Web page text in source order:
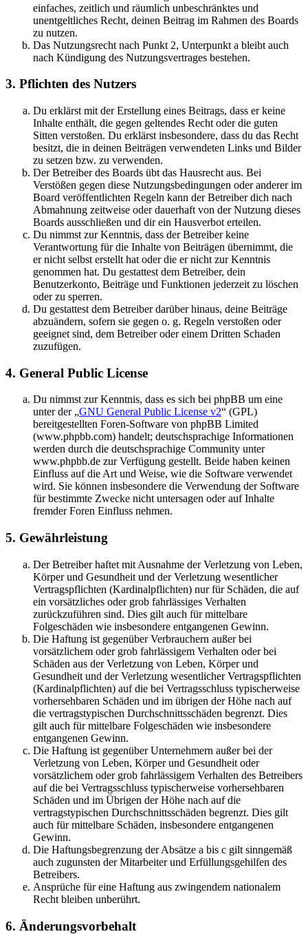
einfaches, zeitlich und räumlich unbeschränktes und
unentgeltliches Recht, deinen Beitrag im Rahmen des Boards
zu nutzen.
Das Nutzungsrecht nach Punkt 2, Unterpunkt a bleibt auch
nach Kündigung des Nutzungsvertrages bestehen.
3. Pflichten des Nutzers
Du erklärst mit der Erstellung eines Beitrags, dass er keine
Inhalte enthält, die gegen geltendes Recht oder die guten
Sitten verstoßen. Du erklärst insbesondere, dass du das Recht
besitzt, die in deinen Beiträgen verwendeten Links und Bilder
zu setzen bzw. zu verwenden.
Der Betreiber des Boards übt das Hausrecht aus. Bei
Verstößen gegen diese Nutzungsbedingungen oder anderer im
Board veröffentlichten Regeln kann der Betreiber dich nach
Abmahnung zeitweise oder dauerhaft von der Nutzung dieses
Boards ausschließen und dir ein Hausverbot erteilen.
Du nimmst zur Kenntnis, dass der Betreiber keine
Verantwortung für die Inhalte von Beiträgen übernimmt, die
er nicht selbst erstellt hat oder die er nicht zur Kenntnis
genommen hat. Du gestattest dem Betreiber, dein
Benutzerkonto, Beiträge und Funktionen jederzeit zu löschen
oder zu sperren.
Du gestattest dem Betreiber darüber hinaus, deine Beiträge
abzuändern, sofern sie gegen o. g. Regeln verstoßen oder
geeignet sind, dem Betreiber oder einem Dritten Schaden
zuzufügen.
4. General Public License
Du nimmst zur Kenntnis, dass es sich bei phpBB um eine
unter der „GNU General Public License v2“ (GPL)
bereitgestellten Foren-Software von phpBB Limited
(www.phpbb.com) handelt; deutschsprachige Informationen
werden durch die deutschsprachige Community unter
www.phpbb.de zur Verfügung gestellt. Beide haben keinen
Einfluss auf die Art und Weise, wie die Software verwendet
wird. Sie können insbesondere die Verwendung der Software
für bestimmte Zwecke nicht untersagen oder auf Inhalte
fremder Foren Einfluss nehmen.
5. Gewährleistung
Der Betreiber haftet mit Ausnahme der Verletzung von Leben,
Körper und Gesundheit und der Verletzung wesentlicher
Vertragspflichten (Kardinalpflichten) nur für Schäden, die auf
ein vorsätzliches oder grob fahrlässiges Verhalten
zurückzuführen sind. Dies gilt auch für mittelbare
Folgeschäden wie insbesondere entgangenen Gewinn.
Die Haftung ist gegenüber Verbrauchern außer bei
vorsätzlichem oder grob fahrlässigem Verhalten oder bei
Schäden aus der Verletzung von Leben, Körper und
Gesundheit und der Verletzung wesentlicher Vertragspflichten
(Kardinalpflichten) auf die bei Vertragsschluss typischerweise
vorhersehbaren Schäden und im übrigen der Höhe nach auf
die vertragstypischen Durchschnittsschäden begrenzt. Dies
gilt auch für mittelbare Folgeschäden wie insbesondere
entgangenen Gewinn.
Die Haftung ist gegenüber Unternehmern außer bei der
Verletzung von Leben, Körper und Gesundheit oder
vorsätzlichem oder grob fahrlässigem Verhalten des Betreibers
auf die bei Vertragsschluss typischerweise vorhersehbaren
Schäden und im Übrigen der Höhe nach auf die
vertragstypischen Durchschnittsschäden begrenzt. Dies gilt
auch für mittelbare Schäden, insbesondere entgangenen
Gewinn.
Die Haftungsbegrenzung der Absätze a bis c gilt sinngemäß
auch zugunsten der Mitarbeiter und Erfüllungsgehilfen des
Betreibers.
Ansprüche für eine Haftung aus zwingendem nationalem
Recht bleiben unberührt.
6. Änderungsvorbehalt